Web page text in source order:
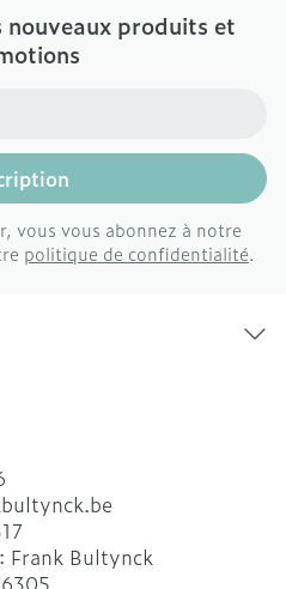
nouveaux produits et
vous vous abonnez à notre
politique de confidentialité.
Frank Bultynck